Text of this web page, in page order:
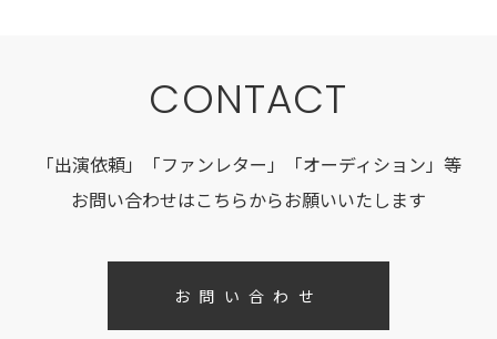
CONTACT
「出演依頼」「ファンレター」「オーディション」等
お問い合わせはこちらからお願いいたします
お問い合わせ